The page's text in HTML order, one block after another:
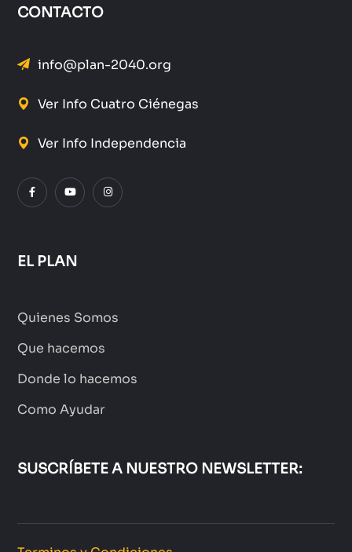
CONTACTO
info@plan-2040.org
Ver Info Cuatro Ciénegas
Ver Info Independencia
EL PLAN
Quienes Somos
Que hacemos
Donde lo hacemos
Como Ayudar
SUSCRÍBETE A NUESTRO NEWSLETTER: